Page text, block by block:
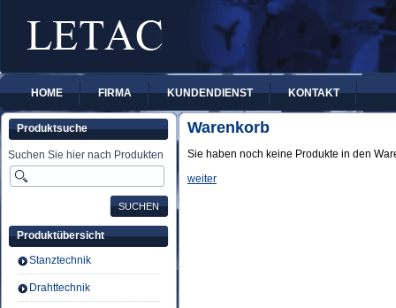
HOME FIRMA KUNDENDIENST KONTAKT
Produktsuche
Suchen Sie hier nach Produkten
Produktübersicht
Stanztechnik
Drahttechnik
Warenkorb
Sie haben noch keine Produkte in den
weiter